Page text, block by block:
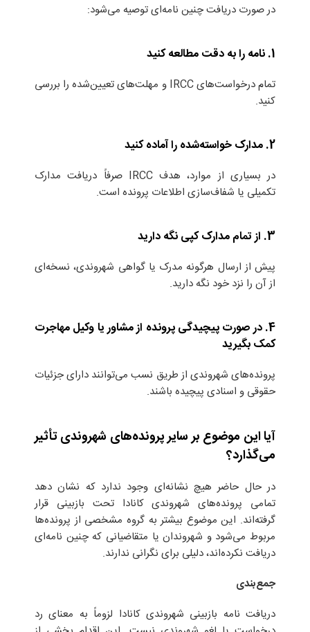
در صورت دریافت چنین نامه‌ای توصیه می‌شود:
1. نامه را به دقت مطالعه کنید
تمام درخواست‌های IRCC و مهلت‌های تعیین‌شده را بررسی
کنید.
2. مدارک خواسته‌شده را آماده کنید
در بسیاری از موارد، هدف IRCC صرفاً دریافت مدارک
تکمیلی یا شفاف‌سازی اطلاعات پرونده است.
3. از تمام مدارک کپی نگه دارید
پیش از ارسال هرگونه مدرک یا گواهی شهروندی، نسخه‌ای
از آن را نزد خود نگه دارید.
4. در صورت پیچیدگی پرونده از مشاور یا وکیل مهاجرت
کمک بگیرید
پرونده‌های شهروندی از طریق نسب می‌توانند دارای جزئیات
حقوقی و اسنادی پیچیده باشند.
آیا این موضوع بر سایر پرونده‌های شهروندی تأثیر
می‌گذارد؟
در حال حاضر هیچ نشانه‌ای وجود ندارد که نشان دهد
تمامی پرونده‌های شهروندی کانادا تحت بازبینی قرار
گرفته‌اند. این موضوع بیشتر به گروه مشخصی از پرونده‌ها
مربوط می‌شود و شهروندان یا متقاضیانی که چنین نامه‌ای
دریافت نکرده‌اند، دلیلی برای نگرانی ندارند.
جمع‌بندی
دریافت نامه بازبینی شهروندی کانادا لزوماً به معنای رد